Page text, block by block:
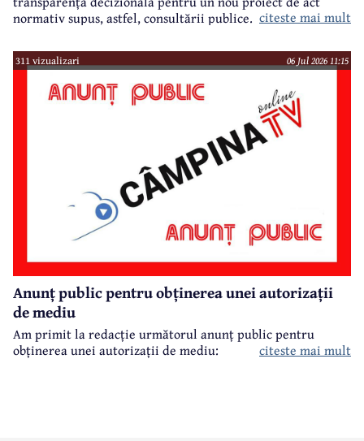
normativ supus, astfel, consultării publice. citeste mai mult
311 vizualizari 06 Jul 2026 11:15
Anunț public pentru obținerea unei autorizații
de mediu
Am primit la redacție următorul anunț public pentru
obținerea unei autorizații de mediu:
citeste mai mult